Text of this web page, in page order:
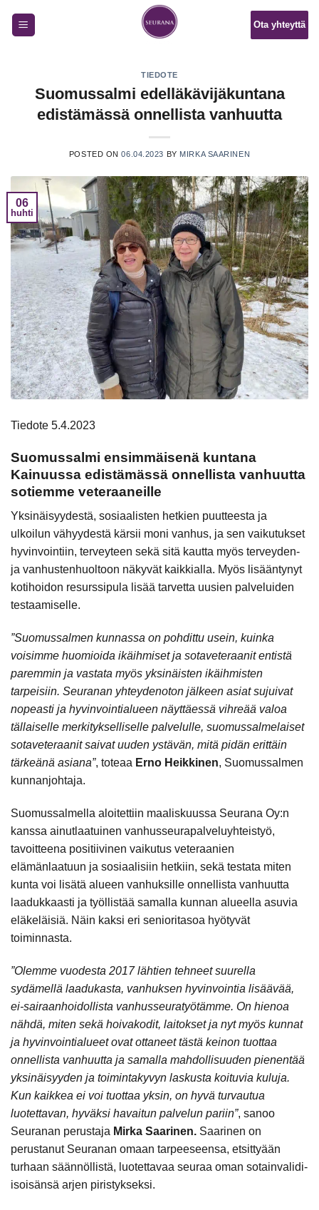
Ota yhteyttä
TIEDOTE
Suomussalmi edelläkävijäkuntana
edistämässä onnellista vanhuutta
POSTED ON06.04.2023 BY MIRKA SAARINEN
06
huhti
Tiedote 5.4.2023
Suomussalmi ensimmäisenä kuntana
Kainuussa edistämässä onnellista vanhuutta
sotiemme veteraaneille
Yksinäisyydestä, sosiaalisten hetkien puutteesta ja
ulkoilun vähyydestä kärsii moni vanhus, ja sen vaikutukset
hyvinvointiin, terveyteen sekä sitä kautta myös terveyden-
ja vanhustenhuoltoon näkyvät kaikkialla. Myös lisääntynyt
kotihoidon resurssipula lisää tarvetta uusien palveluiden
testaamiselle.
”Suomussalmen kunnassa on pohdittu usein, kuinka
voisimme huomioida ikäihmiset ja sotaveteraanit entistä
paremmin ja vastata myös yksinäisten ikäihmisten
tarpeisiin. Seuranan yhteydenoton jälkeen asiat sujuivat
nopeasti ja hyvinvointialueen näyttäessä vihreää valoa
tällaiselle merkitykselliselle palvelulle, suomussalmelaiset
sotaveteraanit saivat uuden ystävän, mitä pidän erittäin
tärkeänä asiana”, toteaa Erno Heikkinen, Suomussalmen
kunnanjohtaja.
Suomussalmella aloitettiin maaliskuussa Seurana Oy:n
kanssa ainutlaatuinen vanhusseurapalveluyhteistyö,
tavoitteena positiivinen vaikutus veteraanien
elämänlaatuun ja sosiaalisiin hetkiin, sekä testata miten
kunta voi lisätä alueen vanhuksille onnellista vanhuutta
laadukkaasti ja työllistää samalla kunnan alueella asuvia
eläkeläisiä. Näin kaksi eri senioritasoa hyötyvät
toiminnasta.
”Olemme vuodesta 2017 lähtien tehneet suurella
sydämellä laadukasta, vanhuksen hyvinvointia lisäävää,
ei-sairaanhoidollista vanhusseuratyötämme. On hienoa
nähdä, miten sekä hoivakodit, laitokset ja nyt myös kunnat
ja hyvinvointialueet ovat ottaneet tästä keinon tuottaa
onnellista vanhuutta ja samalla mahdollisuuden pienentää
yksinäisyyden ja toimintakyvyn laskusta koituvia kuluja.
Kun kaikkea ei voi tuottaa yksin, on hyvä turvautua
luotettavan, hyväksi havaitun palvelun pariin”, sanoo
Seuranan perustaja Mirka Saarinen. Saarinen on
perustanut Seuranan omaan tarpeeseensa, etsittyään
turhaan säännöllistä, luotettavaa seuraa oman sotainvalidi-
isoisänsä arjen piristykseksi.